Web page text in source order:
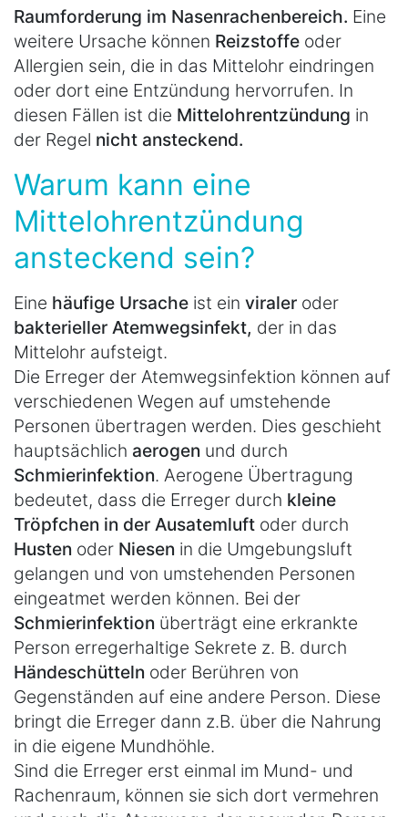
Raumforderung im Nasenrachenbereich. Eine
weitere Ursache können Reizstoffe oder
Allergien sein, die in das Mittelohr eindringen
oder dort eine Entzündung hervorrufen. In
diesen Fällen ist die Mittelohrentzündung in
der Regel nicht ansteckend.
Warum kann eine
Mittelohrentzündung
ansteckend sein?
Eine häufige Ursache ist ein viraler oder
bakterieller Atemwegsinfekt, der in das
Mittelohr aufsteigt.
Die Erreger der Atemwegsinfektion können auf
verschiedenen Wegen auf umstehende
Personen übertragen werden. Dies geschieht
hauptsächlich aerogen und durch
Schmierinfektion. Aerogene Übertragung
bedeutet, dass die Erreger durch kleine
Tröpfchen in der Ausatemluft oder durch
Husten oder Niesen in die Umgebungsluft
gelangen und von umstehenden Personen
eingeatmet werden können. Bei der
Schmierinfektion überträgt eine erkrankte
Person erregerhaltige Sekrete z. B. durch
Händeschütteln oder Berühren von
Gegenständen auf eine andere Person. Diese
bringt die Erreger dann z.B. über die Nahrung
in die eigene Mundhöhle.
Sind die Erreger erst einmal im Mund- und
Rachenraum, können sie sich dort vermehren